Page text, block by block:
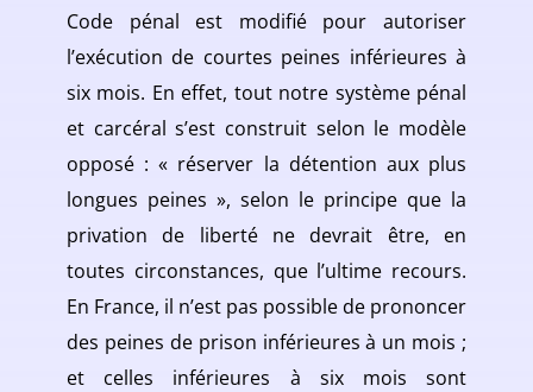
Code pénal est modifié pour autoriser
l’exécution de courtes peines inférieures à
six mois. En effet, tout notre système pénal
et carcéral s’est construit selon le modèle
opposé : « réserver la détention aux plus
longues peines », selon le principe que la
privation de liberté ne devrait être, en
toutes circonstances, que l’ultime recours.
En France, il n’est pas possible de prononcer
des peines de prison inférieures à un mois ;
et celles inférieures à six mois sont